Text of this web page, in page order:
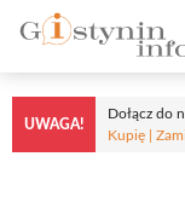
Przejdź
treści
UWAGA!
Dołącz do
Kupię |